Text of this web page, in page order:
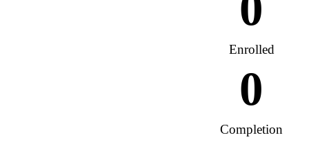
Enrolled
0
Completion